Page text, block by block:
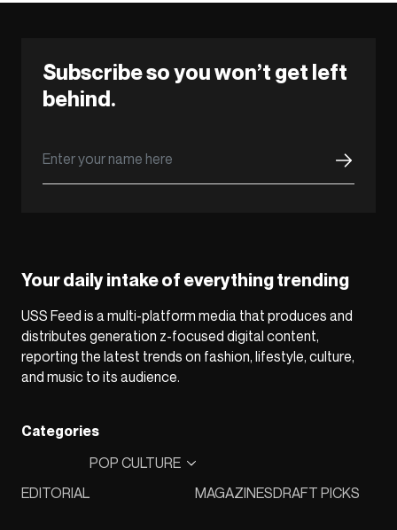
Subscribe so you won’t get left
behind.
Your daily intake of everything trending
USS Feed is a multi-platform media that produces and
distributes generation z-focused digital content,
reporting the latest trends on fashion, lifestyle, culture,
and music to its audience.
Categories
EDITORIAL
POP CULTURE
MAGAZINESDRAFT PICKS